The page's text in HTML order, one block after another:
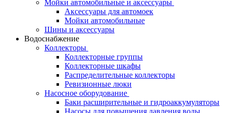
Мойки автомобильные и аксессуары
Аксессуары для автомоек
Мойки автомобильные
Шины и аксессуары
Водоснабжение
Коллекторы
Коллекторные группы
Коллекторные шкафы
Распределительные коллекторы
Ревизионные люки
Насосное оборудование
Баки расширительные и гидроаккумуляторы
Насосы для повышения давления воды